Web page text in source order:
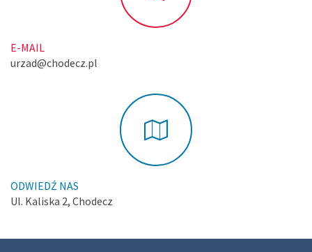
E-MAIL
urzad@chodecz.pl
ODWIEDŹ NAS
Ul. Kaliska 2, Chodecz